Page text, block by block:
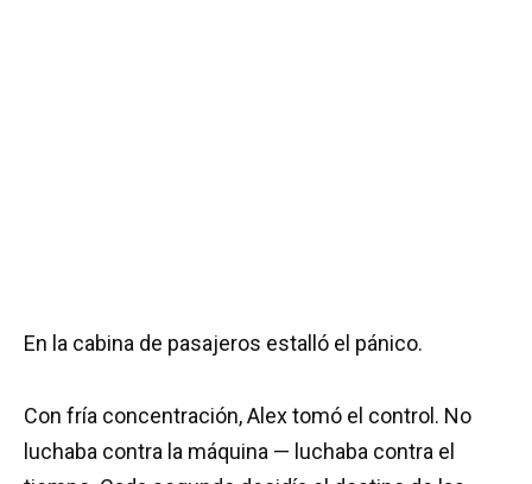
En la cabina de pasajeros estalló el pánico.
Con fría concentración, Alex tomó el control. No
luchaba contra la máquina — luchaba contra el